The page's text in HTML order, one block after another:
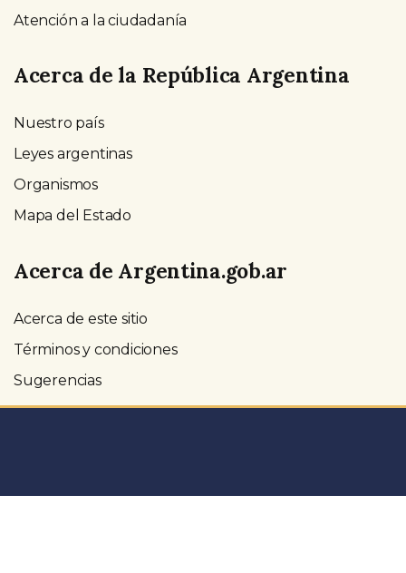
Atención a la ciudadanía
Acerca de la República Argentina
Nuestro país
Leyes argentinas
Organismos
Mapa del Estado
Acerca de Argentina.gob.ar
Acerca de este sitio
Términos y condiciones
Sugerencias